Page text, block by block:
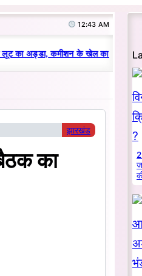
12:43 AM
लूट का अड्डा, कमीशन के खेल का हुआ
झारखंड
का